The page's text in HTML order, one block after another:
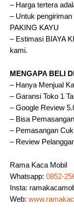
– Harga tertera
– Untuk
PAKING KAYU
– Estimasi BIAYA
kami.
MENGAPA BELI
– Hanya Menjual
– Garansi Toko 1
– Google Review
– Bisa
– Pemasangan
– Review
Rama Kaca Mobil
Whatsapp: 0852-
Insta:
Web: